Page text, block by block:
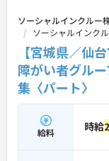
ソーシャルインクルー
ソーシャルインク
【宮城県／仙
障がい者グル
集〈パート〉
給料 時給